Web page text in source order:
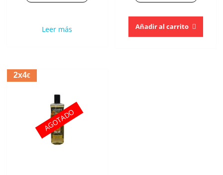
Leer más Añadir al carrito
2x4€
AGOTADO